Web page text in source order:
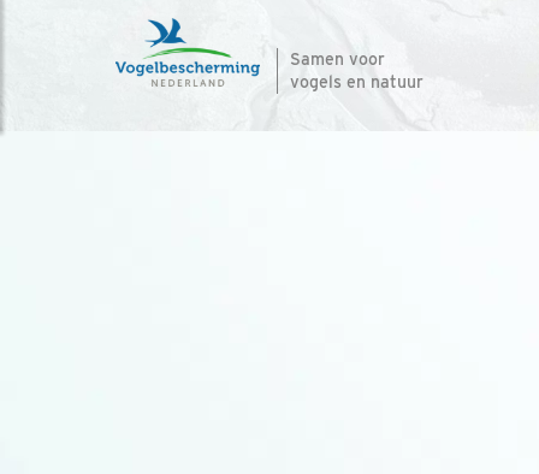
Samen voor
vogels en natuur